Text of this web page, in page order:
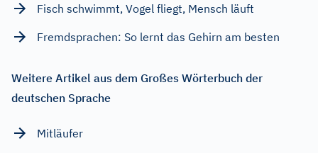
Fisch schwimmt, Vogel fliegt, Mensch läuft
Fremdsprachen: So lernt das Gehirn am besten
Weitere Artikel aus dem Großes Wörterbuch der
deutschen Sprache
Mitläufer